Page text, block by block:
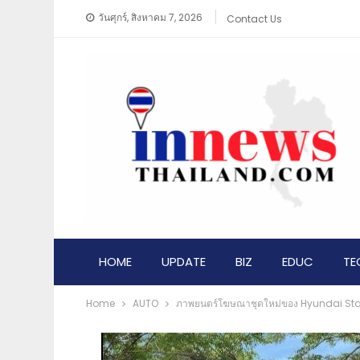
วันศุกร์, สิงหาคม 7, 2026 Contact Us
HOME UPDATE BIZ EDUC
Home AUTO ภาพยนตร์โฆษณาชุดใหม่ของ Hyundai